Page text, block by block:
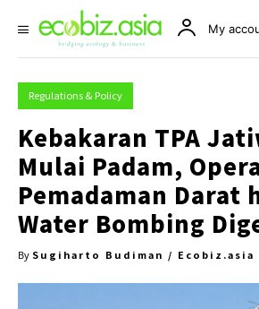
My
Regulations & Policy
Kebakaran TPA
Mulai Padam,
Pemadaman Darat
Water Bombing
By Sugiharto Budiman / Ecobiz.asia